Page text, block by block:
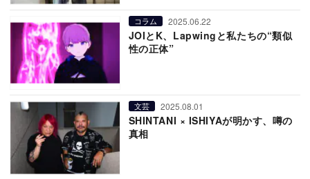
コラム 2025.06.22
JOIとK、Lapwingと私たちの“類似
性の正体”
文芸 2025.08.01
SHINTANI × ISHIYAが明かす、噂の
真相